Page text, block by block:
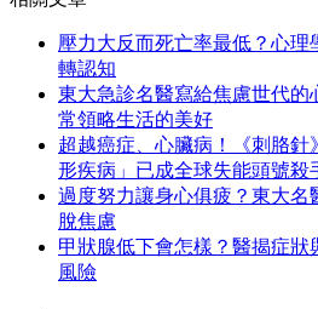
壓力大反而死亡率最低？心理
轉認知
東大急診名醫寫給焦慮世代的
常領略生活的美好
超越癌症、心臟病！《刺胳
形疾病」已成全球失能頭號殺
過度努力讓身心俱疲？東大名
脫焦慮
甲狀腺低下會怎樣？醫揭症狀
風險